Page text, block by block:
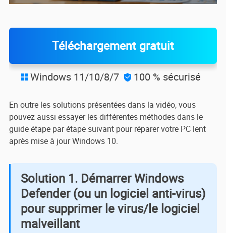
Téléchargement gratuit
 Windows 11/10/8/7  100 % sécurisé
En outre les solutions présentées dans la vidéo, vous
pouvez aussi essayer les différentes méthodes dans le
guide étape par étape suivant pour réparer votre PC lent
après mise à jour Windows 10.
Solution 1. Démarrer Windows
Defender (ou un logiciel anti-virus)
pour supprimer le virus/le logiciel
malveillant